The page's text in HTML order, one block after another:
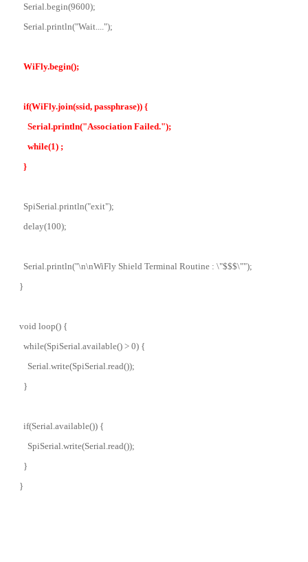
Serial.begin(9600);
Serial.println("Wait....");
WiFly.begin();
if(WiFly.join(ssid, passphrase)) {
Serial.println("Association Failed.");
while(1) ;
}
SpiSerial.println("exit");
delay(100);
Serial.println("\n\nWiFly Shield Terminal Routine : \"$$$\"");
}
void loop() {
while(SpiSerial.available() > 0) {
Serial.write(SpiSerial.read());
}
if(Serial.available()) {
SpiSerial.write(Serial.read());
}
}